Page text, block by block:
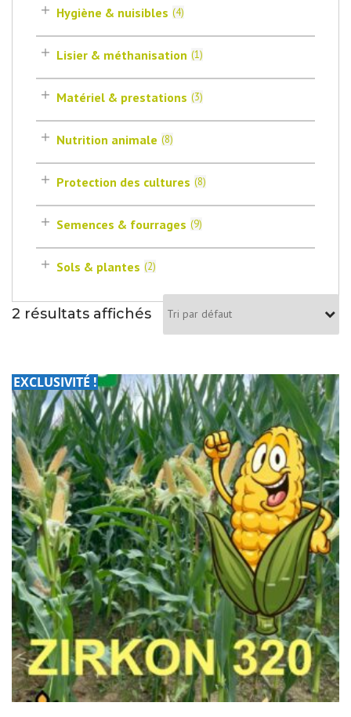
Hygiène & nuisibles (4)
Lisier & méthanisation (1)
Matériel & prestations (3)
Nutrition animale (8)
Protection des cultures (8)
Semences & fourrages (9)
Sols & plantes (2)
2 résultats affichés
EXCLUSIVITÉ !